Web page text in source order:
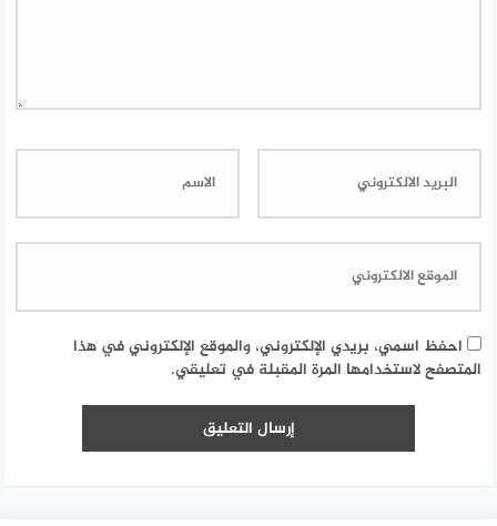
احفظ اسمي، بريدي الإلكتروني، والموقع الإلكتروني في هذا
المتصفح لاستخدامها المرة المقبلة في تعليقي.